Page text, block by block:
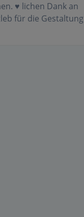
♥ lichen Dank an
für die Gestaltung